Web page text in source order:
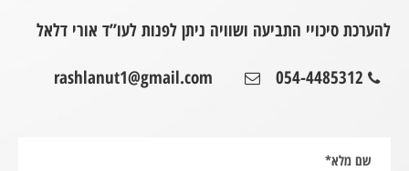
להערכת סיכויי התביעה ושוויה ניתן לפנות לעו”ד אורי דלאל
rashlanut1@gmail.com